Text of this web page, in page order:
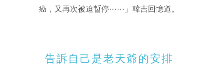
癌，又再次被迫暫停⋯⋯」韓吉回憶道。
告訴自己是老天爺的安排